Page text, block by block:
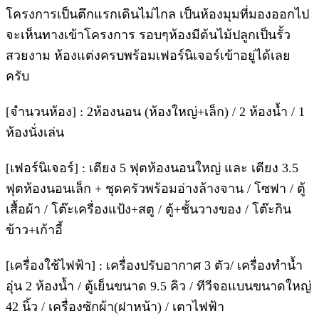
โครงการเป็นตึกแรกเดินไม่ไกล เป็นห้องมุมที่มองออกไป
จะเห็นทางเข้าโครงการ รอบๆห้องมีต้นไม้ปลูกเป็นรั้ว
สวยงาม ห้องแต่งครบพร้อมเฟอร์นิเจอร์เข้าอยู่ได้เลย
ครับ
[จำนวนห้อง] : 2ห้องนอน (ห้องใหญ่+เล็ก) / 2 ห้องน้ำ / 1
ห้องนั่งเล่น
[เฟอร์นิเจอร์] : เตียง 5 ฟุตห้องนอนใหญ่ และ เตียง 3.5
ฟุตห้องนอนเล็ก + ชุดครัวพร้อมอ่างล้างจาน / โซฟา / ตู้
เสื้อผ้า / โต๊ะเครื่องแป้ง+สตู / ตู้+ชั้นวางของ / โต๊ะกิน
ข้าว+เก้าอี้
[เครื่องใช้ไฟฟ้า] : เครื่องปรับอากาศ 3 ตัว/ เครื่องทำน้ำ
อุ่น 2 ห้องน้ำ / ตู้เย็นขนาด 9.5 คิว / ทีวีจอแบนขนาดใหญ่
42 นิ้ว / เครื่องซักผ้า(ฝาหน้า) / เตาไฟฟ้า